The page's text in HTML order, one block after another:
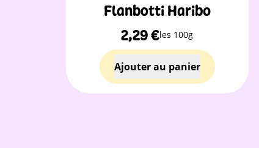
Flanbotti Haribo
2,29€les 100g